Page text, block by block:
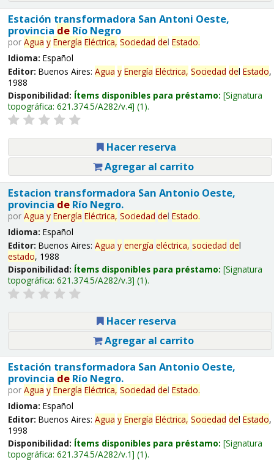
Estación transformadora San Antoni Oeste,
provincia deRío Negro
por Agua y Energía Eléctrica, Sociedad del Estado.
Idioma: Español
Editor: Buenos Aires: Agua y Energía Eléctrica, Sociedad del Estado,
1988
Disponibilidad: Ítems disponibles para préstamo: Signatura
topográfica: 621.374.5/A282/v.4 (1).
Hacer reserva
Agregar al carrito
Estacion transformadora San Antonio Oeste,
provincia deRío Negro.
por Agua y Energía Eléctrica, Sociedad del Estado.
Idioma: Español
Editor: Buenos Aires: Agua y energía eléctrica, sociedad del
estado, 1988
Disponibilidad: Ítems disponibles para préstamo: Signatura
topográfica: 621.374.5/A282/v.3 (1).
Hacer reserva
Agregar al carrito
Estación transformadora San Antonio Oeste,
provincia deRío Negro.
por Agua y Energía Eléctrica, Sociedad del Estado.
Idioma: Español
Editor: Buenos Aires: Agua y Energía Eléctrica, Sociedad del Estado,
1998
Disponibilidad: Ítems disponibles para préstamo: Signatura
topográfica: 621.374.5/A282/v.1 (1).